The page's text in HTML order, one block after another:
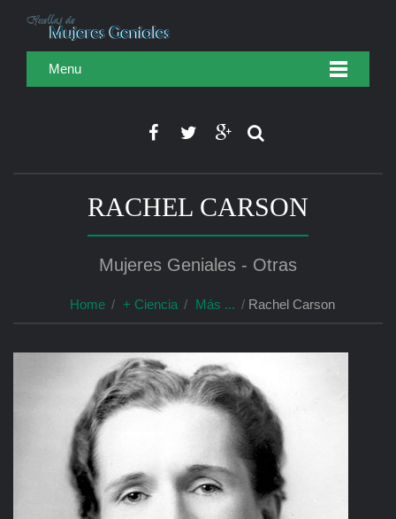
Menu
RACHEL CARSON
Mujeres Geniales - Otras
Home + Ciencia Más ... Rachel Carson